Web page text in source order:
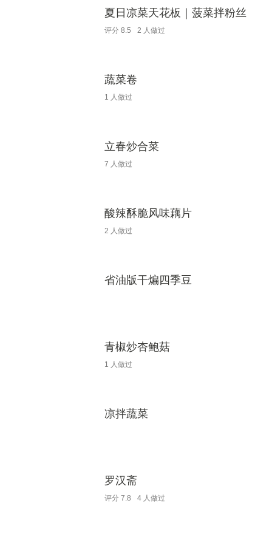
夏日凉菜天花板｜菠菜拌粉丝
评分 8.5 2 人做过
蔬菜卷
1 人做过
立春炒合菜
7 人做过
酸辣酥脆风味藕片
2 人做过
省油版干煸四季豆
青椒炒杏鲍菇
1 人做过
凉拌蔬菜
罗汉斋
评分 7.8 4 人做过